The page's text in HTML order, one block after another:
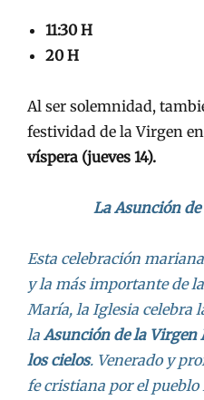
11:30 H
20 H
Al ser solemnidad,
festividad de la Virgen
víspera (jueves 14).
La Asunción
Esta celebración
y la más importante de
María, la Iglesia celebra
la Asunción de la Virgen
los cielos. Venerado y
fe cristiana por el